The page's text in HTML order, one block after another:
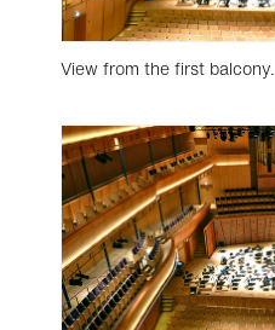
View from the first balcony.